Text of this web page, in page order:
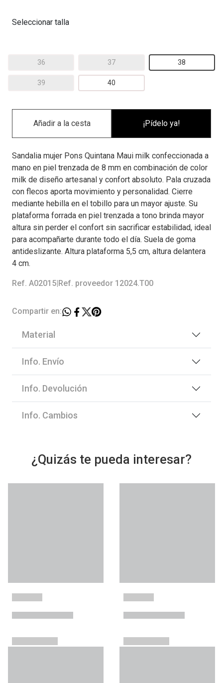
Seleccionar talla
36 37 38
39 40
¡Pídelo ya!
Sandalia mujer Pons Quintana Maui milk confeccionada a
mano en piel trenzada de 8 mm en combinación de color
milk de diseño artesanal y confort absoluto. Pala cruzada
con flecos aporta movimiento y personalidad. Cierre
mediante hebilla en el tobillo para un mayor ajuste. Su
plataforma forrada en piel trenzada a tono brinda mayor
altura sin perder el confort sin sacrificar estabilidad, ideal
para acompañarte durante todo el día. Suela de goma
antideslizante. Altura plataforma 5,5 cm, altura delantera
4 cm.
Ref. A02015 Ref. proveedor 12024.T00
Compartir en:
Material
Info. Envío
Info. Devolución
Info. Cambios
¿Quizás te pueda interesar?